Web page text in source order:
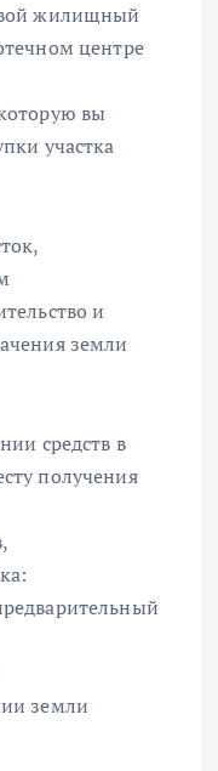
жилищный
центре
вы
участка
и
земли
средств в
получения
земли